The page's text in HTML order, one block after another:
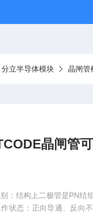
分立半导体模块 晶闸管
晶闸管
：结构上二极管是PN结
状态：正向导通、反向